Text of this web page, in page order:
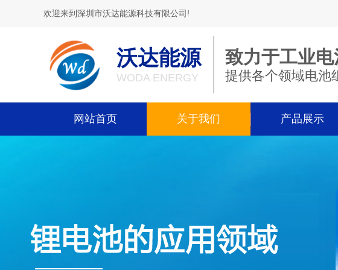
欢迎来到深圳市沃达能源科技有限公司!
沃达能源
WODA ENERGY
致力于工业
提供各个领域电池
网站首页 关于我们 产品展示